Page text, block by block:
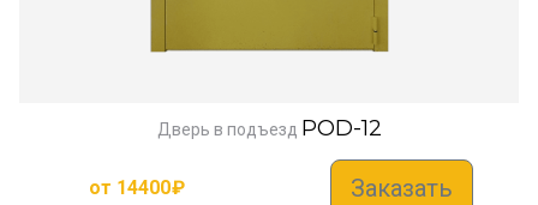
Дверь в подъезд POD-12
от 14400₽ Заказать